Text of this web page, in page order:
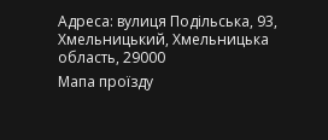
Адреса: вулиця Подільська, 93,
Хмельницький, Хмельницька
область, 29000
Мапа проїзду